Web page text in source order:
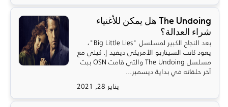
The Undoing هل يمكن للأغنياء
شراء العدالة؟
بعد النجاح الكبير لمسلسل "Big Little Lies"،
يعود كاتب السيناريو الأمريكي ديفيد إ. كيلي مع
مسلسل The Undoing والتي قامت OSN ببث
آخر حلقاته في بداية ديسمبر...
يناير 28, 2021